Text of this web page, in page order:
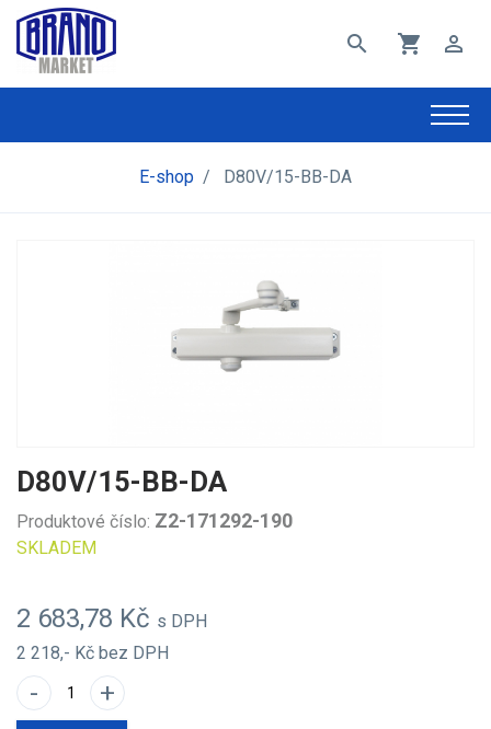
search shopping_cart perm_identity
E-shop / D80V/15-BB-DA
D80V/15-BB-DA
Produktové číslo: Z2-171292-190
SKLADEM
2 683,78 Kč s DPH
2 218,- Kč bez DPH
- +